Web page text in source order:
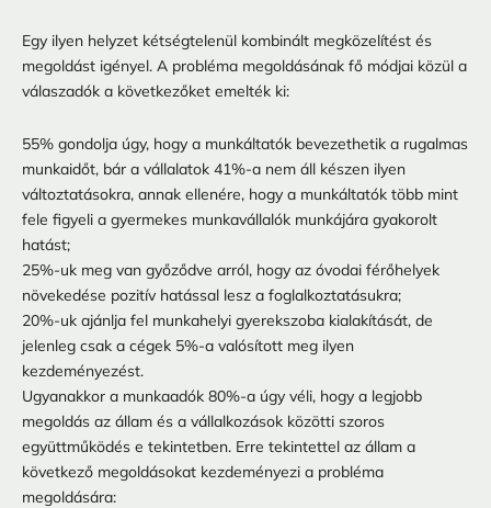
Egy ilyen helyzet kétségtelenül kombinált megközelítést és
megoldást igényel. A probléma megoldásának fő módjai közül a
válaszadók a következőket emelték ki:
55% gondolja úgy, hogy a munkáltatók bevezethetik a rugalmas
munkaidőt, bár a vállalatok 41%-a nem áll készen ilyen
változtatásokra, annak ellenére, hogy a munkáltatók több mint
fele figyeli a gyermekes munkavállalók munkájára gyakorolt ​​
hatást;
25%-uk meg van győződve arról, hogy az óvodai férőhelyek
növekedése pozitív hatással lesz a foglalkoztatásukra;
20%-uk ajánlja fel munkahelyi gyerekszoba kialakítását, de
jelenleg csak a cégek 5%-a valósított meg ilyen
kezdeményezést.
Ugyanakkor a munkaadók 80%-a úgy véli, hogy a legjobb
megoldás az állam és a vállalkozások közötti szoros
együttműködés e tekintetben. Erre tekintettel az állam a
következő megoldásokat kezdeményezi a probléma
megoldására: